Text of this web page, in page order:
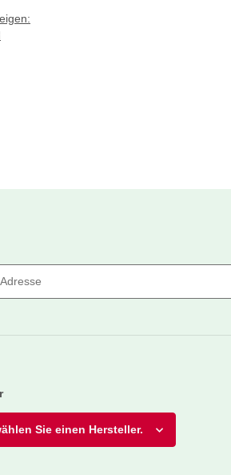
Sie einen Hersteller.